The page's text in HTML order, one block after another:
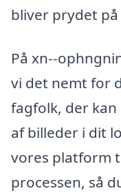
bliver prydet
På xn--
vi det nemt for
fagfolk, der
af billeder i dit
vores platform
processen, så